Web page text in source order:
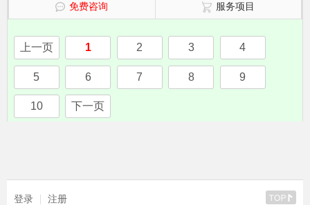
免费咨询 服务项目
上一页 1 2 3 4
5 6 7 8 9
10 下一页
登录 注册